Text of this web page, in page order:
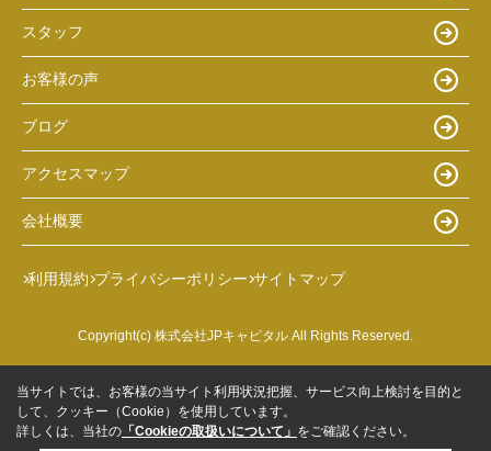
スタッフ
お客様の声
ブログ
アクセスマップ
会社概要
利用規約 プライバシーポリシー サイトマップ
Copyright(c) 株式会社JPキャピタル All Rights Reserved.
当サイトでは、お客様の当サイト利用状況把握、サービス向上検討を目的と
して、クッキー（Cookie）を使用しています。
詳しくは、当社の 「Cookieの取扱いについて」 をご確認ください。